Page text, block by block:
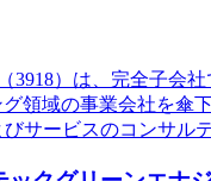
3918）は、完全子会
領域の事業会社を傘
サービスのコンサル